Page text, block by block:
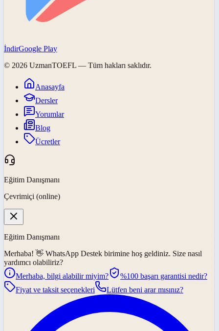
İndirGoogle Play
© 2026 UzmanTOEFL — Tüm hakları saklıdır.
Anasayfa
Dersler
Yorumlar
Blog
Ücretler
Eğitim Danışmanı
Çevrimiçi (online)
Eğitim Danışmanı
Merhaba! 👋 WhatsApp Destek birimine hoş geldiniz. Size nasıl
yardımcı olabiliriz?
Merhaba, bilgi alabilir miyim?
%100 başarı garantisi nedir?
Fiyat ve taksit seçenekleri
Lütfen beni arar mısınız?